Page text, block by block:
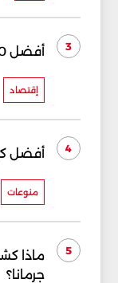
3 أفضل 10 سيارات مناسبة للشباب
إقتصاد
4 أفضل
منوعات
5
ماذا
جرمانا؟